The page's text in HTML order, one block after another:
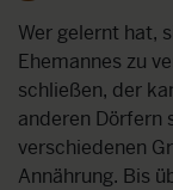
Wer gelernt hat,
Ehemannes zu
schließen, der
anderen Dörfern
verschiedenen
Annährung. Bis